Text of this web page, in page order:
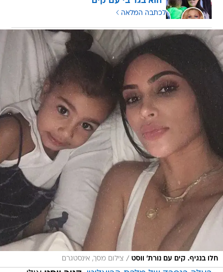
לכתבה המלאה
חלו בנגיף. קים עם נורת' ווסט / צילום מסך, אינסטגרם